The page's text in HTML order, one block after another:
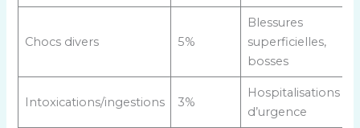
Chocs divers 5%
Blessures
superficielles,
bosses
Intoxications/ingestions 3%
Hospitalisations
d’urgence